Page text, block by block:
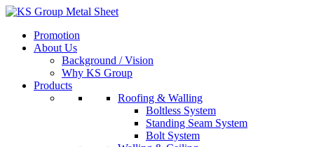
Skip
contentPromotion
About Us
Background / Vision
Why KS Group
Products
Roofing & Walling
Boltless System
Standing Seam System
Bolt System